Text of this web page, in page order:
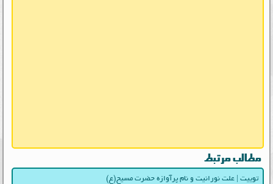
مطالب مرتبط
توییت | علت نورانیت و نام پرآوازه حضرت مسیح(ع)